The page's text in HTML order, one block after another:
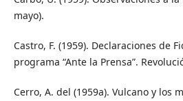
mayo).
Castro, F. (1959). Declaraciones de
programa “Ante la Prensa”.
Cerro, A. del (1959a). Vulcano y los